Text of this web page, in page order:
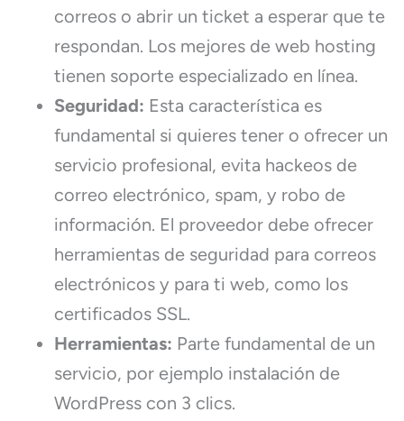
correos o abrir un ticket a esperar que te
respondan. Los mejores de web hosting
tienen soporte especializado en línea.
Seguridad: Esta característica es
fundamental si quieres tener o ofrecer un
servicio profesional, evita hackeos de
correo electrónico, spam, y robo de
información. El proveedor debe ofrecer
herramientas de seguridad para correos
electrónicos y para ti web, como los
certificados SSL.
Herramientas: Parte fundamental de un
servicio, por ejemplo instalación de
WordPress con 3 clics.